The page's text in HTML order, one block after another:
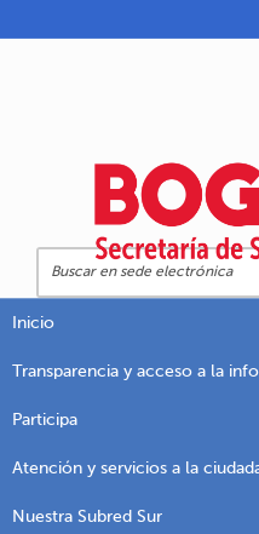
Inicio
Transparencia y acceso a la
Participa
Atención y servicios a la
Nuestra Subred Sur